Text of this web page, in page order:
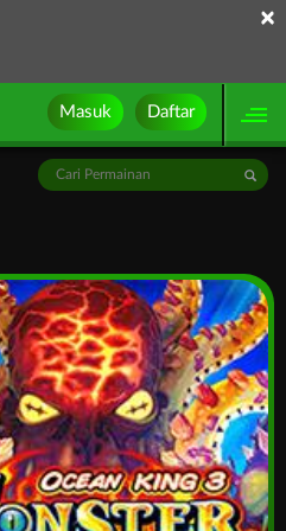
×
Masuk Daftar